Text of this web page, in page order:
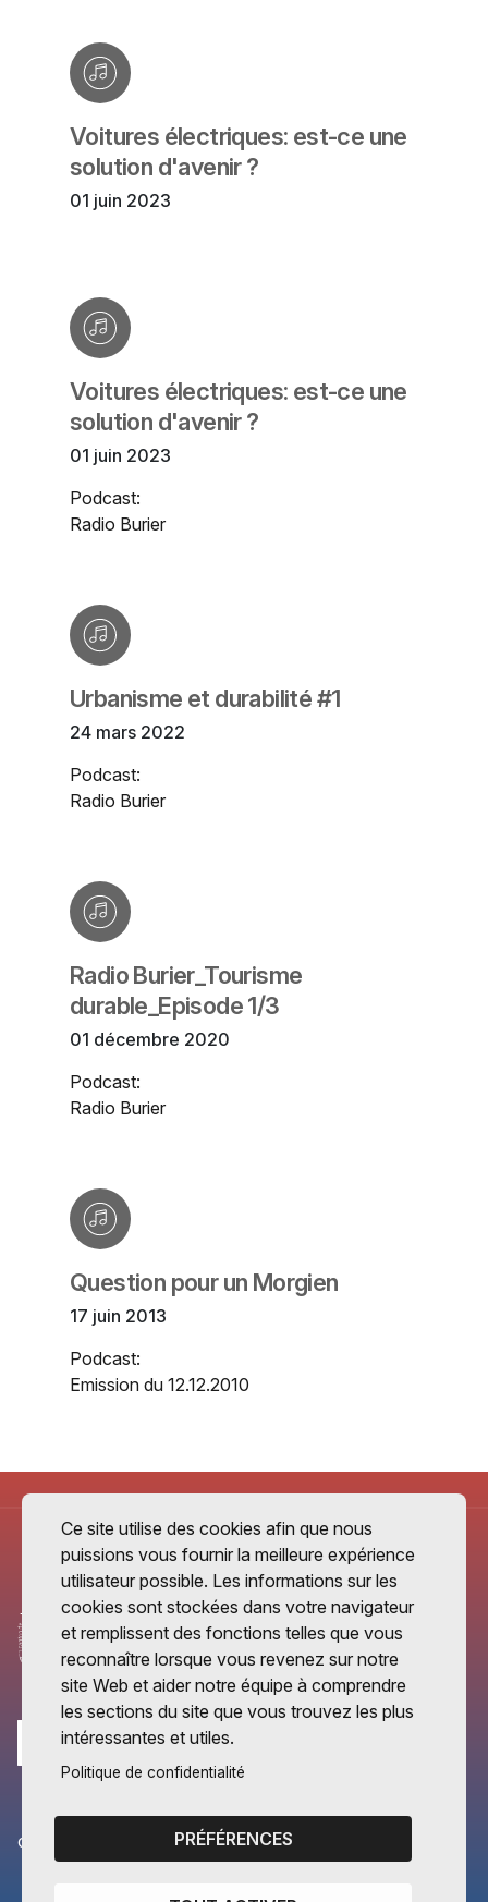
Voitures électriques: est-ce une
solution d'avenir ?
01 juin 2023
Voitures électriques: est-ce une
solution d'avenir ?
01 juin 2023
Podcast:
Radio Burier
Urbanisme et durabilité #1
24 mars 2022
Podcast:
Radio Burier
Radio Burier_Tourisme
durable_Episode 1/3
01 décembre 2020
Podcast:
Radio Burier
Question pour un Morgien
17 juin 2013
Podcast:
Emission du 12.12.2010
CANTONS PARTENAIRES
Vaud
Ce site utilise des cookies afin que nous
puissions vous fournir la meilleure expérience
utilisateur possible. Les informations sur les
cookies sont stockées dans votre navigateur
et remplissent des fonctions telles que vous
reconnaître lorsque vous revenez sur notre
site Web et aider notre équipe à comprendre
les sections du site que vous trouvez les plus
intéressantes et utiles.
Politique de confidentialité
PRÉFÉRENCES